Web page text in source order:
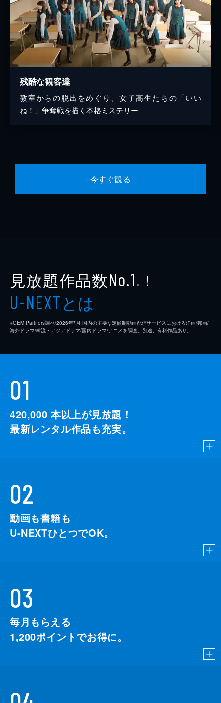
残酷な観客達
教室からの脱出をめぐり、女子高生たちの「いい
ね！」争奪戦を描く本格ミステリー
今すぐ観る
見放題作品数No.1 ※ ！
U-NEXTとは
※GEM Partners調べ/2026年7⽉ 国内の主要な定額制動画配信サービスにおける洋画/邦画/
海外ドラマ/韓流・アジアドラマ/国内ドラマ/アニメを調査。別途、有料作品あり。
01
420,000 本以上が見放題！
最新レンタル作品も充実。
02
動画も書籍も
U-NEXTひとつでOK。
03
毎月もらえる
1,200ポイントでお得に。